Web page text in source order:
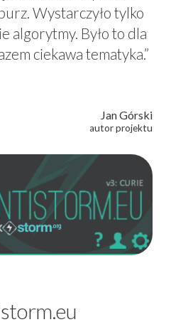
Wystarczyło tylko
algorytmy. Było to dla
ciekawa tematyka.”
Jan Górski
autor projektu